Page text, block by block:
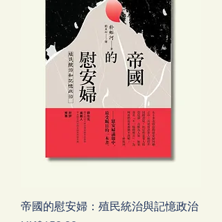
帝國的慰安婦：殖民統治與記憶政治